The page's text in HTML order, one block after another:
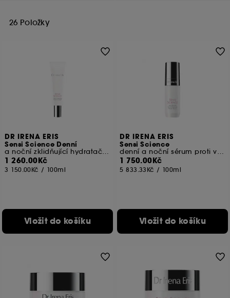
26 Položky
DR IRENA ERIS
Sensi Science Denní
a noční zklidňující hydratační krém Sensi Science Ultra
1 260.00Kč
3 150.00Kč / 100ml
Vložit do košíku
DR IRENA ERIS
Sensi Science
denní a noční sérum proti vráskám a zarudnutí
1 750.00Kč
5 833.33Kč / 100ml
Vložit do košíku